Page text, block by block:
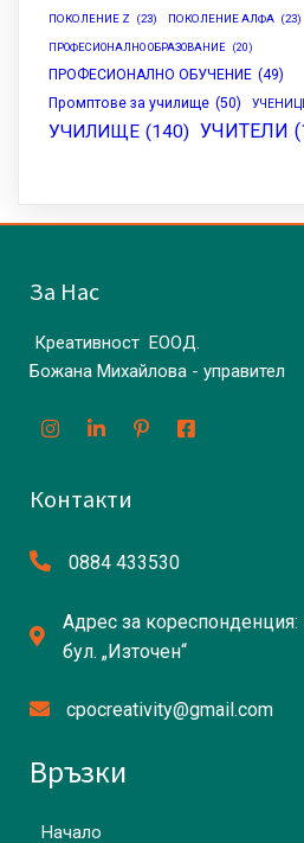
ПОКОЛЕНИЕ Z (23) ПОКОЛЕНИЕ АЛФА (23)
ПРОФЕСИОНАЛНО ОБРАЗОВАНИЕ (20)
ПРОФЕСИОНАЛНО ОБУЧЕНИЕ (49)
Промптове за училище (50)
УЧИЛИЩЕ (140) УЧИТЕЛИ
За Нас
Креативност ЕООД.
Божана Михайлова - управител
Контакти
0884 433530
Адрес за
бул. „Източен“
cpocreativity@gmail.com
Връзки
Начало